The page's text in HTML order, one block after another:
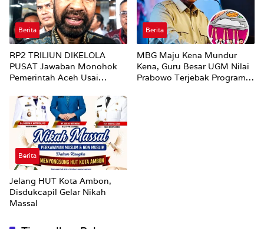
Berita
RP2 TRILIUN DIKELOLA
PUSAT Jawaban Monohok
Pemerintah Aceh Usai
Dana Pertanian
Berita
MBG Maju Kena Mundur
Kena, Guru Besar UGM Nilai
Prabowo Terjebak Program
Berita
Jelang HUT Kota Ambon,
Disdukcapil Gelar Nikah
Massal